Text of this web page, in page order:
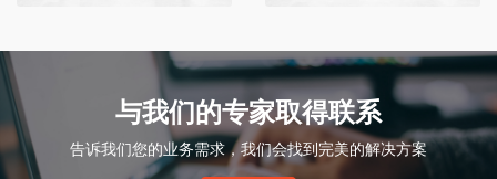
与我们的专家取得联系
告诉我们您的业务需求，我们会找到完美的解决方案